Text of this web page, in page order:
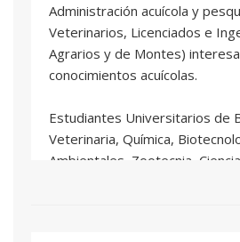
3. Gestionar y realizar el
instalaciones continentales y
reproducción, alimentación,
crecimiento, evaluación de
4. Desarrollar auditorias de
propuestas de mejora.
Administración acuícola y
Veterinarios, Licenciados e
Agrarios y de Montes)
conocimientos acuícolas.
Estudiantes Universitarios de
Veterinaria, Química,
Ambientales, Zootecnia,